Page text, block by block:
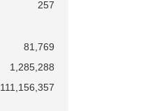
257
81,769
1,285,288
111,156,357